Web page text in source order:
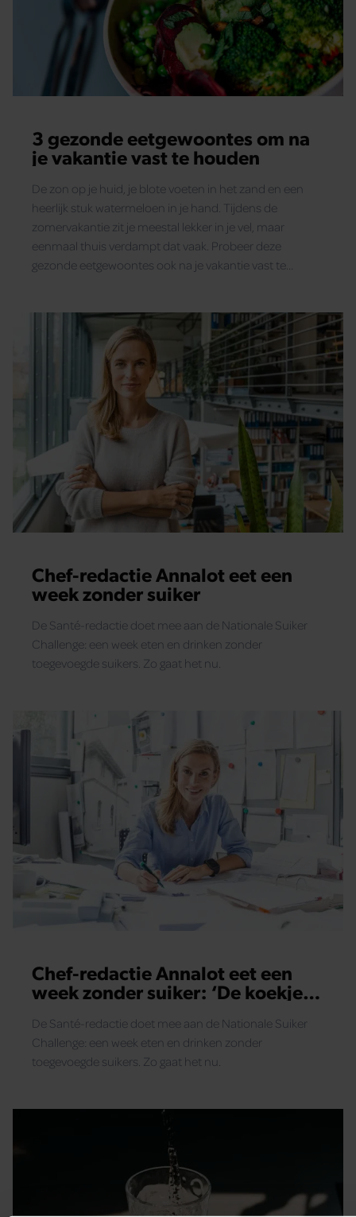
3 gezonde eetgewoontes om na
je vakantie vast te houden
De zon op je huid, je blote voeten in het zand en een
heerlijk stuk watermeloen in je hand. Tijdens de
zomervakantie zit je meestal lekker in je vel, maar
eenmaal thuis verdampt dat vaak. Probeer deze
gezonde eetgewoontes ook na je vakantie vast te
Chef-redactie Annalot eet een
week zonder suiker
De Santé-redactie doet mee aan de Nationale Suiker
Challenge: een week eten en drinken zonder
toegevoegde suikers. Zo gaat het nu.
Chef-redactie Annalot eet een
week zonder suiker: ‘De koekjes
De Santé-redactie doet mee aan de Nationale Suiker
Challenge: een week eten en drinken zonder
toegevoegde suikers. Zo gaat het nu.